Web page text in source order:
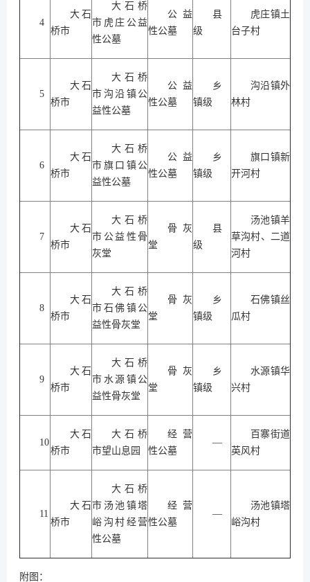
4
大石
桥市
大石桥
市虎庄公益
性公墓
公益
性公墓
县
级
虎庄镇土
台子村
5
大石
桥市
大石桥
市沟沿镇公
益性公墓
公益
性公墓
乡
镇级
沟沿镇外
林村
6
大石
桥市
大石桥
市旗口镇公
益性公墓
公益
性公墓
乡
镇级
旗口镇新
开河村
7
大石
桥市
大石桥
市公益性骨
灰堂
骨灰
堂
县
级
汤池镇羊
草沟村、二道
河村
8
大石
桥市
大石桥
市石佛镇公
益性骨灰堂
骨灰
堂
乡
镇级
石佛镇丝
瓜村
9
大石
桥市
大石桥
市水源镇公
益性骨灰堂
骨灰
堂
乡
镇级
水源镇华
兴村
10
大石
桥市
大石桥
市望山息园
经营
性公墓
—
百寨街道
英风村
11
大石
桥市
大石桥
市汤池镇塔
峪沟村经营
性公墓
经营
性公墓
—
汤池镇塔
峪沟村
附图：